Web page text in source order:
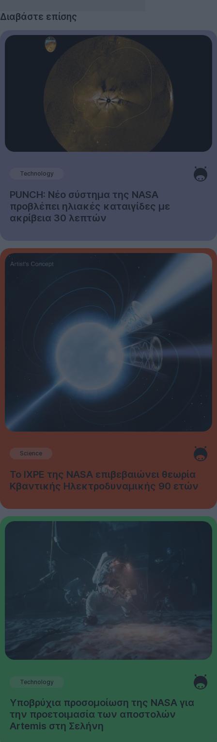
Διαβάστε επίσης
Technology
PUNCH: Νέο σύστημα της NASA
προβλέπει ηλιακές καταιγίδες με
ακρίβεια 30 λεπτών
Science
Το IXPE της NASA επιβεβαιώνει θεωρία
Κβαντικής Ηλεκτροδυναμικής 90 ετών
Technology
Υποβρύχια προσομοίωση της NASA για
την προετοιμασία των αποστολών
Artemis στη Σελήνη